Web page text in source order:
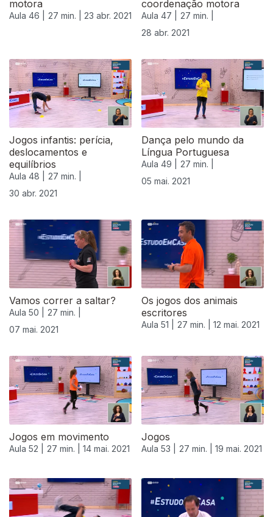
motora
Aula 46 | 27 min. | 23 abr. 2021
coordenação motora
Aula 47 |
27 min. |
28 abr. 2021
Jogos infantis: perícia,
deslocamentos e
equilíbrios
Aula 48 |
27 min. |
30 abr. 2021
Dança pelo mundo da
Língua Portuguesa
Aula 49 |
27 min. |
05 mai. 2021
Vamos correr a saltar?
Aula 50 |
27 min. |
07 mai. 2021
Os jogos dos animais
escritores
Aula 51 | 27 min. | 12 mai. 2021
Jogos em movimento
Aula 52 | 27 min. | 14 mai. 2021
Jogos
Aula 53 | 27 min. | 19 mai. 2021